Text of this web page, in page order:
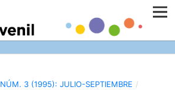
NÚM. 3 (1995): JULIO-SEPTIEMBRE /